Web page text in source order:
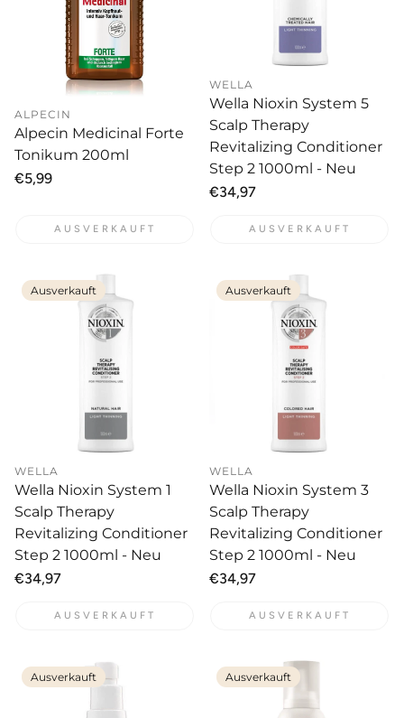
ALPECIN
Alpecin Medicinal Forte
Tonikum 200ml
Normaler
€5,99
AUSVERKAUFT
WELLA
Wella Nioxin System 5
Scalp Therapy
Revitalizing Conditioner
Step 2 1000ml - Neu
Normaler
€34,97
AUSVERKAUFT
Ausverkauft
WELLA
Wella Nioxin System 1
Scalp Therapy
Revitalizing Conditioner
Step 2 1000ml - Neu
Normaler
€34,97
AUSVERKAUFT
Ausverkauft
WELLA
Wella Nioxin System 3
Scalp Therapy
Revitalizing Conditioner
Step 2 1000ml - Neu
Normaler
€34,97
AUSVERKAUFT
Ausverkauft Ausverkauft